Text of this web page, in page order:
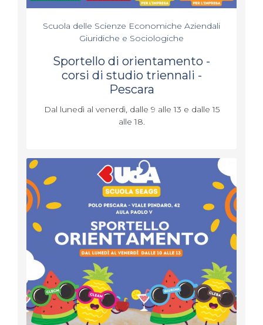
Scuola delle Scienze Economiche Aziendali
Giuridiche e Sociologiche
Sportello di orientamento -
corsi di studio triennali -
Pescara
Dal lunedì al venerdì, dalle 9 alle 13 e dalle 15
alle 18.